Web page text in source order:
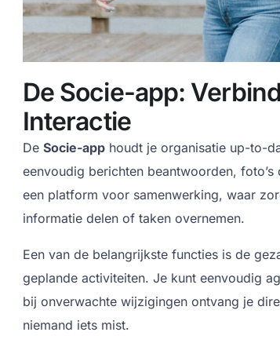
De Socie-app:
Interactie
De Socie-apphoudt je organisatie up-to-
eenvoudig berichten beantwoorden,
een platform voor samenwerking, waar
informatie delen of taken overnemen.
Een van de belangrijkste functies is de
geplande activiteiten. Je kunt eenvoudig
bij onverwachte wijzigingen ontvang je
niemand iets mist.